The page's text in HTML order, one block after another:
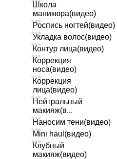
Школа
маникюра(видео)
Роспись ногтей(видео)
Укладка волос(видео)
Контур лица(видео)
Коррекция
носа(видео)
Коррекция
лица(видео)
Нейтральный
макияж(в...
Наносим тени(видео)
Mini haul(видео)
Клубный
макияж(видео)